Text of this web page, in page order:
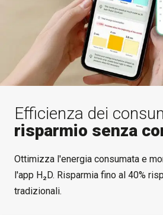
Efficienza dei
risparmio senza
Ottimizza l'energia consumata e
l'app H₂D. Risparmia fino al 40%
tradizionali.